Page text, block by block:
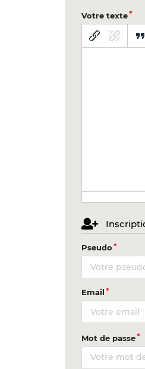
Votre texte
Pseudo
Email
Mot de passe